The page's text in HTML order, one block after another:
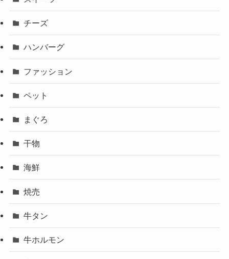
チーズ
ハンバーグ
ファッション
ペット
まぐろ
干物
海鮮
焼売
牛タン
牛ホルモン